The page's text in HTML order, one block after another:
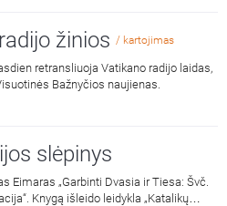
žinios / kartojimas
retransliuoja Vatikano radijo laidas,
Bažnyčios naujienas.
slėpinys
Eimaras „Garbinti Dvasia ir Tiesa: Švč.
Knygą išleido leidykla „Katalikų